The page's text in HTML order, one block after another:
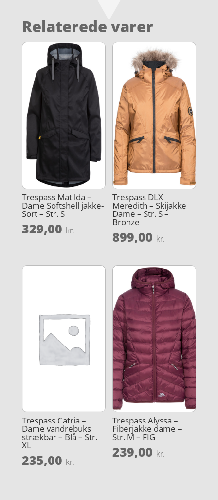
Relaterede varer
Trespass Matilda –
Dame Softshell jakke-
Sort – Str. S
329,00 kr.
Trespass DLX
Meredith – Skijakke
Dame – Str. S –
Bronze
899,00 kr.
Trespass Catria –
Dame vandrebuks
strækbar – Blå – Str.
XL
235,00 kr.
Trespass Alyssa –
Fiberjakke dame –
Str. M – FIG
239,00 kr.